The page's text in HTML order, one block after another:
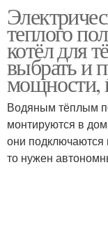
теплого
котёл для
выбрать и
мощности,
Водяным тёплым
монтируются в
они подключаются
то нужен